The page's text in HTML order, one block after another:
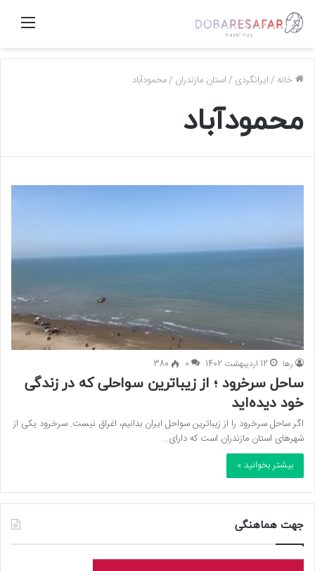
منو
خانه /ایرانگردی /استان مازندران /محمودآباد
محمودآباد
رها 12 اردیبهشت 1402 0
380
ساحل سرخرود ؛ از زیباترین سواحلی که در زندگی
خود دیده‌اید
اگر ساحل سرخرود را از زیباترین سواحل ایران بدانیم،‌ اغراق نیست. سرخرود یکی از
شهرهای استان مازندران است که دارای…
بیشتر بخوانید »
جهت هماهنگی